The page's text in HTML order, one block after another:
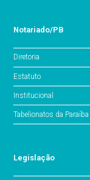
Notariado/PB
Diretoria
Estatuto
Institucional
Tabelionatos da Paraíba
Legislação